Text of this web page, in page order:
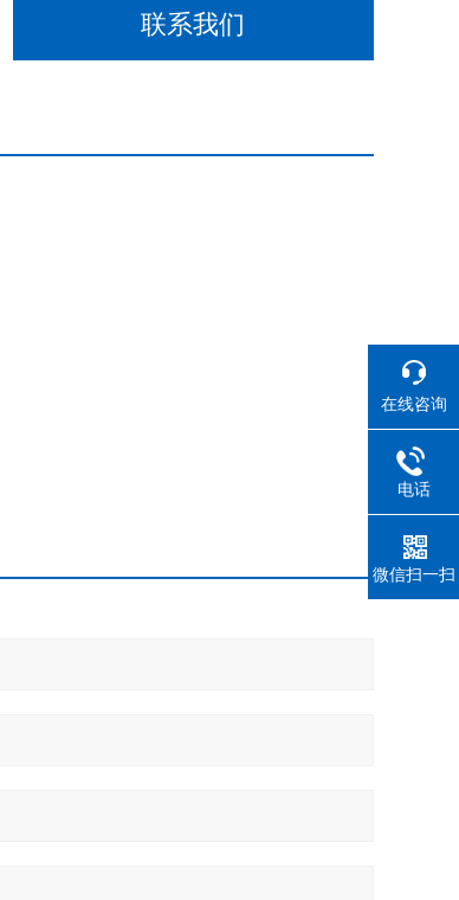
联系我们
在线咨询
电话
微信扫一扫